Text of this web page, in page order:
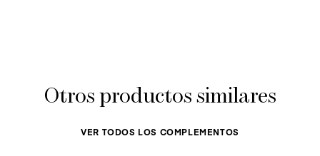
Otros productos similares
VER TODOS LOS COMPLEMENTOS